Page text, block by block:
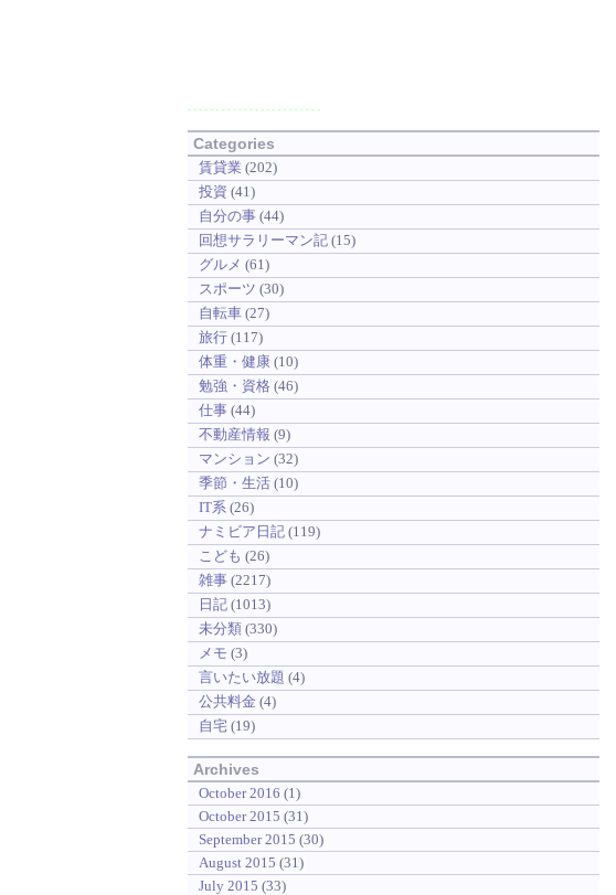
Categories
賃貸業 (202)
投資 (41)
自分の事(44)
回想サラリーマン記(15)
グルメ (61)
スポーツ (30)
自転車(27)
旅行(117)
体重・健康(10)
勉強・資格(46)
仕事(44)
不動産情報 (9)
マンション (32)
季節・生活(10)
IT系(26)
ナミビア日記(119)
こども (26)
雑事(2217)
日記(1013)
未分類(330)
メモ (3)
言いたい放題 (4)
公共料金 (4)
自宅 (19)
Archives
October 2016 (1)
October 2015 (31)
September 2015 (30)
August 2015 (31)
July 2015 (33)